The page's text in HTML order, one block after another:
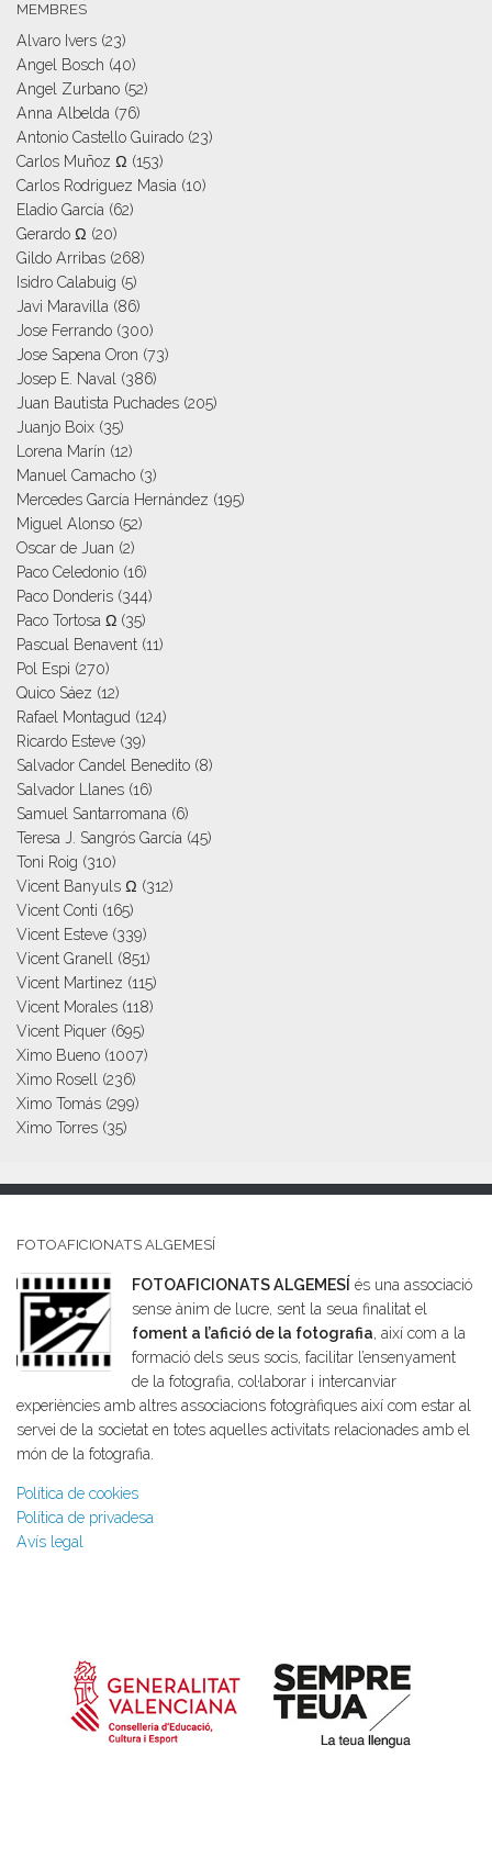
MEMBRES
Alvaro Ivers (23)
Angel Bosch (40)
Angel Zurbano (52)
Anna Albelda (76)
Antonio Castello Guirado (23)
Carlos Muñoz Ω (153)
Carlos Rodriguez Masia (10)
Eladio García (62)
Gerardo Ω (20)
Gildo Arribas (268)
Isidro Calabuig (5)
Javi Maravilla (86)
Jose Ferrando (300)
Jose Sapena Oron (73)
Josep E. Naval
(386)
Juan Bautista Puchades (205)
Juanjo Boix (35)
Lorena Marín (12)
Manuel Camacho (3)
Mercedes García Hernández (195)
Miguel Alonso (52)
Oscar de Juan (2)
Paco Celedonio (16)
Paco Donderis (344)
Paco Tortosa Ω (35)
Pascual Benavent (11)
Pol Espi (270)
Quico Sáez (12)
Rafael Montagud (124)
Ricardo Esteve (39)
Salvador Candel Benedito (8)
Salvador Llanes (16)
Samuel Santarromana (6)
Teresa J. Sangrós García (45)
Toni Roig (310)
Vicent Banyuls Ω (312)
Vicent Conti (165)
Vicent Esteve (339)
Vicent Granell
(851)
Vicent Martinez (115)
Vicent Morales (118)
Vicent Piquer (695)
Ximo Bueno (1007)
Ximo Rosell
(236)
Ximo Tomás (299)
Ximo Torres (35)
FOTOAFICIONATS ALGEMESÍ
FOTOAFICIONATS ALGEMESÍ és una associació
sense ànim de lucre, sent la seua finalitat el
foment a l’afició de la fotografia, així com a la
formació dels seus socis, facilitar l’ensenyament
de la fotografia, col·laborar i intercanviar
experiències amb altres associacions fotogràfiques així com estar al
servei de la societat en totes aquelles activitats relacionades amb el
món de la fotografia.
Política de cookies
Política de privadesa
Avís legal